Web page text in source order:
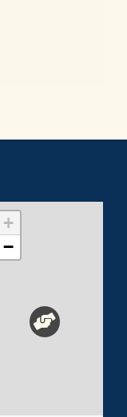
+
−